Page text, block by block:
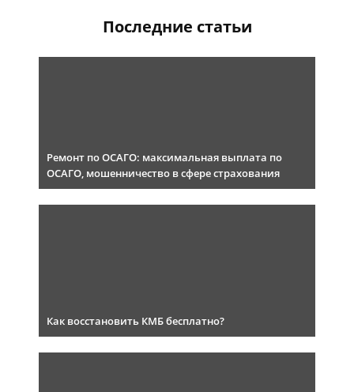
Последние статьи
Ремонт по ОСАГО: максимальная выплата по
ОСАГО, мошенничество в сфере страхования
Как восстановить КМБ бесплатно?